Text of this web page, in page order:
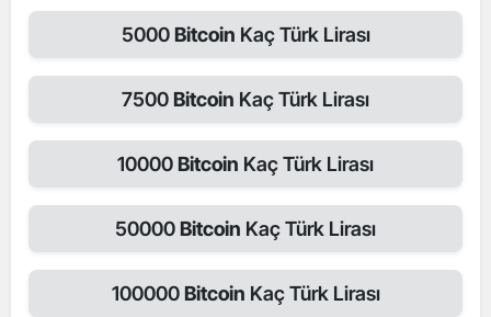
5000Bitcoin Kaç Türk Lirası
7500Bitcoin Kaç Türk Lirası
10000Bitcoin Kaç Türk Lirası
50000Bitcoin Kaç Türk Lirası
100000Bitcoin Kaç Türk Lirası